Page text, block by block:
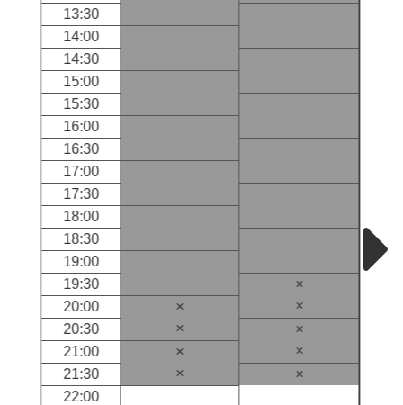
13:30
14:00
14:30
15:00
15:30
16:00
16:30
17:00
17:30
18:00
18:30
19:00
19:30
×
20:00
×
×
20:30
×
×
21:00
×
×
21:30
×
×
22:00